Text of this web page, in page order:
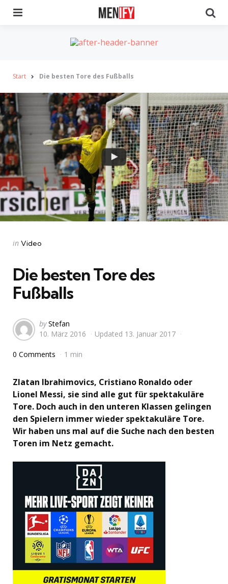
Start Die besten Tore des Fußballs
Categories
Posted
in Video
Die besten Tore des
Fußballs
Posted
by
by Stefan
10. März 2016
Updated 13. Januar 2017
0 Comments 1 min
Zlatan Ibrahimovics, Cristiano Ronaldo oder
Lionel Messi, sie sind alle gut für spektakuläre
Tore. Doch auch in den unteren Klassen gelingen
den Spielern immer wieder spektakuläre Tore.
Wir haben uns mal auf die Suche nach den besten
Toren im Netz gemacht.